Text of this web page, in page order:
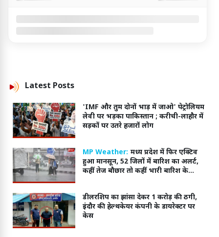
Latest Posts
'IMF और तुम दोनों भाड़ में जाओ' पेट्रोलियम
लेवी पर भड़का पाकिस्तान ; करीची-लाहौर में
सड़कों पर उतरे हजारों लोग
MP Weather: मध्य प्रदेश में फिर एक्टिव
हुआ मानसून, 52 जिलों में बारिश का अलर्ट,
कहीं तेज बौछार तो कहीं भारी बारिश के
डीलरशिप का झांसा देकर 1 करोड़ की ठगी,
इंदौर की हेल्थकेयर कंपनी के डायरेक्टर पर
केस